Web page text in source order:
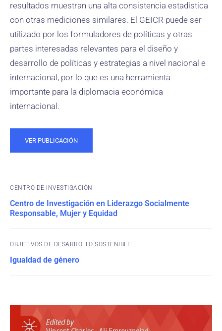
resultados muestran una alta consistencia estadística
con otras mediciones similares. El GEICR puede ser
utilizado por los formuladores de políticas y otras
partes interesadas relevantes para el diseño y
desarrollo de políticas y estrategias a nivel nacional e
internacional, por lo que es una herramienta
importante para la diplomacia económica
internacional.
VER PUBLICACIÓN
CENTRO DE INVESTIGACIÓN
Centro de Investigación en Liderazgo Socialmente
Responsable, Mujer y Equidad
OBJETIVOS DE DESARROLLO SOSTENIBLE
Igualdad de género